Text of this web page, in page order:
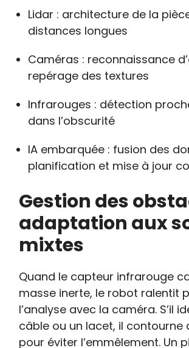
Lidar : architecture de la
distances longues
Caméras : reconnaissance
repérage des textures
Infrarouges : détection
dans l’obscurité
IA embarquée : fusion des
planification et mise à jour
Gestion des
adaptation aux
mixtes
Quand le capteur infrarouge
masse inerte, le robot ralentit
l’analyse avec la caméra. S’il
câble ou un lacet, il contourne
pour éviter l’emmêlement. Un